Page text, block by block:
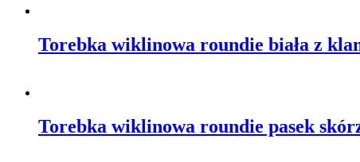
Torebka wiklinowa roundie biała z
Torebka wiklinowa roundie pasek